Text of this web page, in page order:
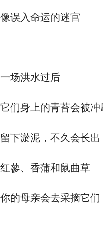
像误入命运的迷宫
一场洪水过后
它们身上的青苔会被冲
留下淤泥，不久会长出
红蓼、香蒲和鼠曲草
你的母亲会去采摘它们